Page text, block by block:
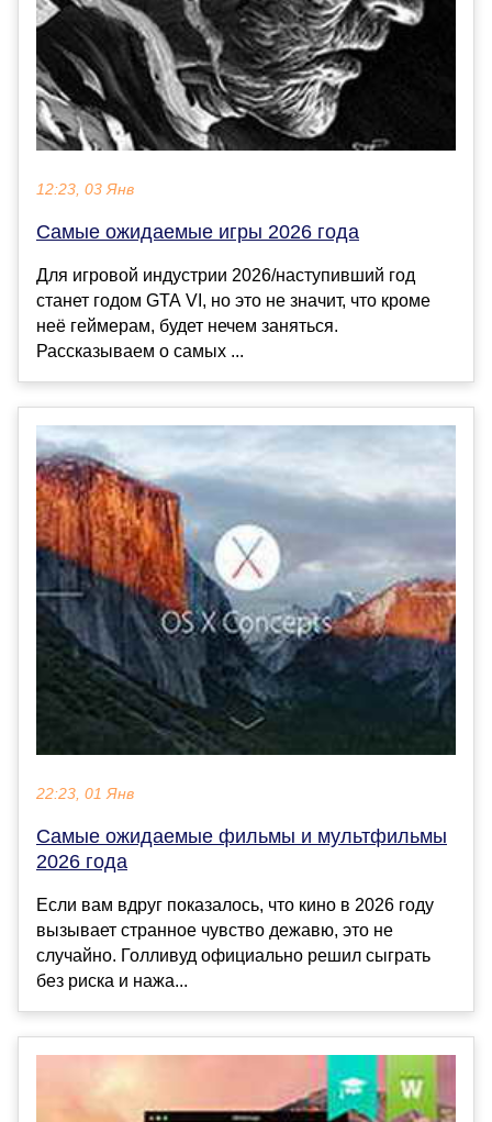
12:23, 03 Янв
Самые ожидаемые игры 2026 года
Для игровой индустрии 2026/наступивший год
станет годом GTA VI, но это не значит, что кроме
неё геймерам, будет нечем заняться.
Рассказываем о самых ...
22:23, 01 Янв
Самые ожидаемые фильмы и мультфильмы
2026 года
Если вам вдруг показалось, что кино в 2026 году
вызывает странное чувство дежавю, это не
случайно. Голливуд официально решил сыграть
без риска и нажа...